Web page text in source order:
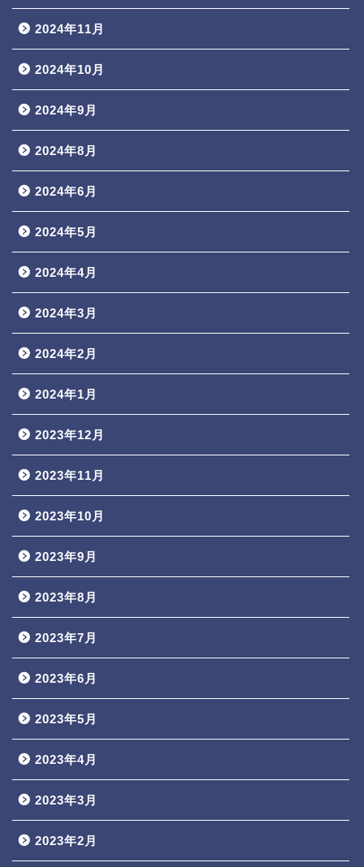
2024年11月
2024年10月
2024年9月
2024年8月
2024年6月
2024年5月
2024年4月
2024年3月
2024年2月
2024年1月
2023年12月
2023年11月
2023年10月
2023年9月
2023年8月
2023年7月
2023年6月
2023年5月
2023年4月
2023年3月
2023年2月